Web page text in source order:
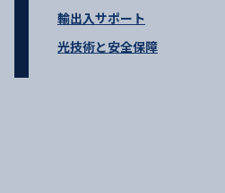
輸出入サポート
光技術と安全保障